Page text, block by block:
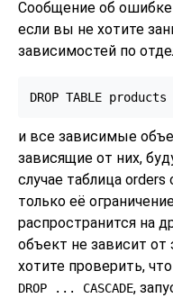
Сообщение об ошибке
если вы не хотите
зависимостей по
и все зависимые
зависящие от них,
случае таблица orders
только её
распространится на
объект не зависит от
хотите проверить,
DROP ... CASCADE,